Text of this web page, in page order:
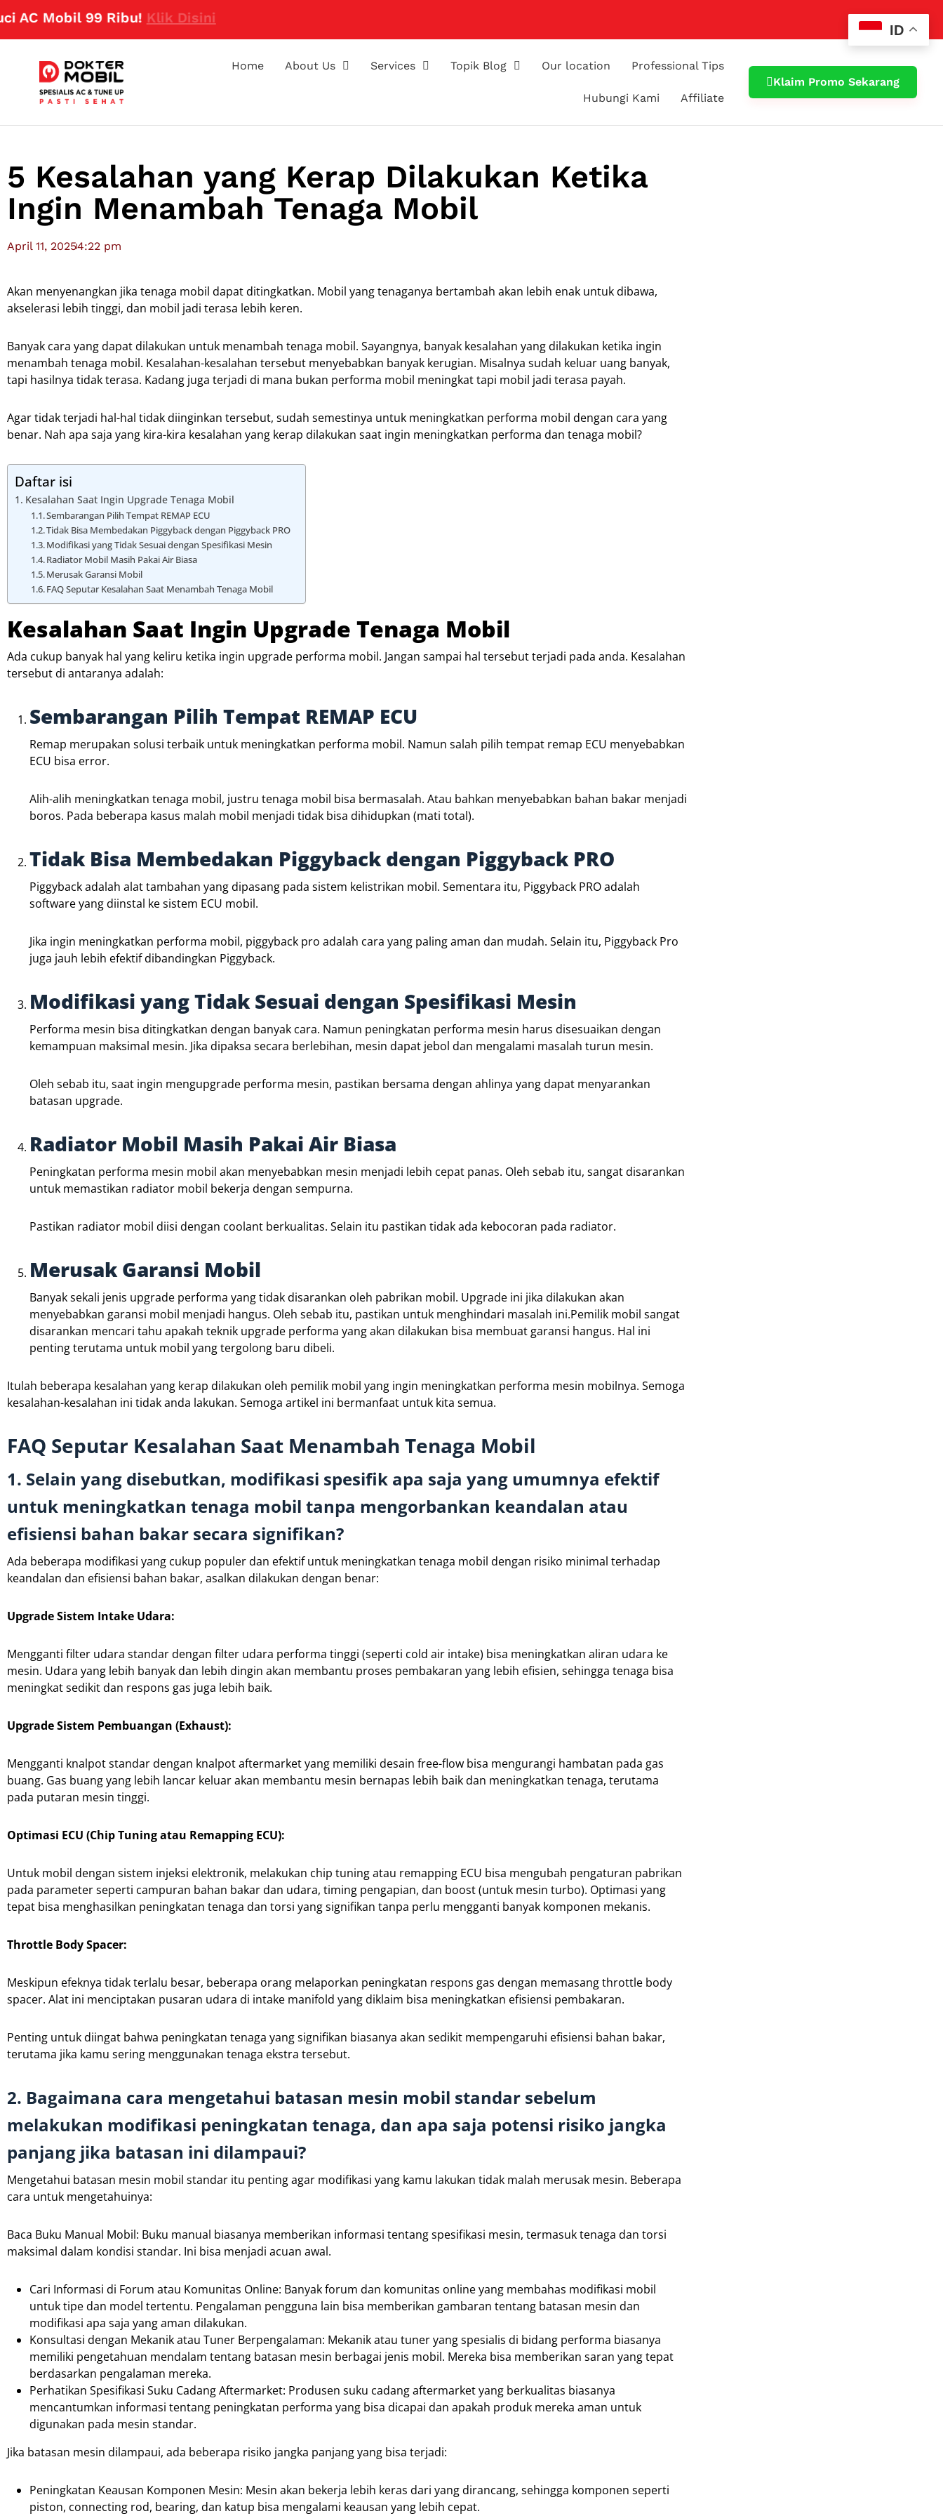
99 Ribu! Klik Disini
Home About Us Services Topik Blog Our location Professional Tips
Hubungi Kami Affiliate
Klaim Promo Sekarang
5 Kesalahan yang Kerap Dilakukan Ketika
Ingin Menambah Tenaga Mobil
April 11, 20254:22 pm
Akan menyenangkan jika tenaga mobil dapat ditingkatkan. Mobil yang tenaganya bertambah akan lebih enak untuk dibawa,
akselerasi lebih tinggi, dan mobil jadi terasa lebih keren.
Banyak cara yang dapat dilakukan untuk menambah tenaga mobil. Sayangnya, banyak kesalahan yang dilakukan ketika ingin
menambah tenaga mobil. Kesalahan-kesalahan tersebut menyebabkan banyak kerugian. Misalnya sudah keluar uang banyak,
tapi hasilnya tidak terasa. Kadang juga terjadi di mana bukan performa mobil meningkat tapi mobil jadi terasa payah.
Agar tidak terjadi hal-hal tidak diinginkan tersebut, sudah semestinya untuk meningkatkan performa mobil dengan cara yang
benar. Nah apa saja yang kira-kira kesalahan yang kerap dilakukan saat ingin meningkatkan performa dan tenaga mobil?
Daftar isi
Kesalahan Saat Ingin Upgrade Tenaga Mobil
Sembarangan Pilih Tempat REMAP ECU
Tidak Bisa Membedakan Piggyback dengan Piggyback PRO
Modifikasi yang Tidak Sesuai dengan Spesifikasi Mesin
Radiator Mobil Masih Pakai Air Biasa
Merusak Garansi Mobil
FAQ Seputar Kesalahan Saat Menambah Tenaga Mobil
Kesalahan Saat Ingin Upgrade Tenaga Mobil
Ada cukup banyak hal yang keliru ketika ingin upgrade performa mobil. Jangan sampai hal tersebut terjadi pada anda. Kesalahan
tersebut di antaranya adalah:
Sembarangan Pilih Tempat REMAP ECU
Remap merupakan solusi terbaik untuk meningkatkan performa mobil. Namun salah pilih tempat remap ECU menyebabkan
ECU bisa error.
Alih-alih meningkatkan tenaga mobil, justru tenaga mobil bisa bermasalah. Atau bahkan menyebabkan bahan bakar menjadi
boros. Pada beberapa kasus malah mobil menjadi tidak bisa dihidupkan (mati total).
Tidak Bisa Membedakan Piggyback dengan Piggyback PRO
Piggyback adalah alat tambahan yang dipasang pada sistem kelistrikan mobil. Sementara itu, Piggyback PRO adalah
software yang diinstal ke sistem ECU mobil.
Jika ingin meningkatkan performa mobil, piggyback pro adalah cara yang paling aman dan mudah. Selain itu, Piggyback Pro
juga jauh lebih efektif dibandingkan Piggyback.
Modifikasi yang Tidak Sesuai dengan Spesifikasi Mesin
Performa mesin bisa ditingkatkan dengan banyak cara. Namun peningkatan performa mesin harus disesuaikan dengan
kemampuan maksimal mesin. Jika dipaksa secara berlebihan, mesin dapat jebol dan mengalami masalah turun mesin.
Oleh sebab itu, saat ingin mengupgrade performa mesin, pastikan bersama dengan ahlinya yang dapat menyarankan
batasan upgrade.
Radiator Mobil Masih Pakai Air Biasa
Peningkatan performa mesin mobil akan menyebabkan mesin menjadi lebih cepat panas. Oleh sebab itu, sangat disarankan
untuk memastikan radiator mobil bekerja dengan sempurna.
Pastikan radiator mobil diisi dengan coolant berkualitas. Selain itu pastikan tidak ada kebocoran pada radiator.
Merusak Garansi Mobil
Banyak sekali jenis upgrade performa yang tidak disarankan oleh pabrikan mobil. Upgrade ini jika dilakukan akan
menyebabkan garansi mobil menjadi hangus. Oleh sebab itu, pastikan untuk menghindari masalah ini.Pemilik mobil sangat
disarankan mencari tahu apakah teknik upgrade performa yang akan dilakukan bisa membuat garansi hangus. Hal ini
penting terutama untuk mobil yang tergolong baru dibeli.
Itulah beberapa kesalahan yang kerap dilakukan oleh pemilik mobil yang ingin meningkatkan performa mesin mobilnya. Semoga
kesalahan-kesalahan ini tidak anda lakukan. Semoga artikel ini bermanfaat untuk kita semua.
FAQ Seputar Kesalahan Saat Menambah Tenaga Mobil
1. Selain yang disebutkan, modifikasi spesifik apa saja yang umumnya efektif
untuk meningkatkan tenaga mobil tanpa mengorbankan keandalan atau
efisiensi bahan bakar secara signifikan?
Ada beberapa modifikasi yang cukup populer dan efektif untuk meningkatkan tenaga mobil dengan risiko minimal terhadap
keandalan dan efisiensi bahan bakar, asalkan dilakukan dengan benar:
Upgrade Sistem Intake Udara:
Mengganti filter udara standar dengan filter udara performa tinggi (seperti cold air intake) bisa meningkatkan aliran udara ke
mesin. Udara yang lebih banyak dan lebih dingin akan membantu proses pembakaran yang lebih efisien, sehingga tenaga bisa
meningkat sedikit dan respons gas juga lebih baik.
Upgrade Sistem Pembuangan (Exhaust):
Mengganti knalpot standar dengan knalpot aftermarket yang memiliki desain free-flow bisa mengurangi hambatan pada gas
buang. Gas buang yang lebih lancar keluar akan membantu mesin bernapas lebih baik dan meningkatkan tenaga, terutama
pada putaran mesin tinggi.
Optimasi ECU (Chip Tuning atau Remapping ECU):
Untuk mobil dengan sistem injeksi elektronik, melakukan chip tuning atau remapping ECU bisa mengubah pengaturan pabrikan
pada parameter seperti campuran bahan bakar dan udara, timing pengapian, dan boost (untuk mesin turbo). Optimasi yang
tepat bisa menghasilkan peningkatan tenaga dan torsi yang signifikan tanpa perlu mengganti banyak komponen mekanis.
Throttle Body Spacer:
Meskipun efeknya tidak terlalu besar, beberapa orang melaporkan peningkatan respons gas dengan memasang throttle body
spacer. Alat ini menciptakan pusaran udara di intake manifold yang diklaim bisa meningkatkan efisiensi pembakaran.
Penting untuk diingat bahwa peningkatan tenaga yang signifikan biasanya akan sedikit mempengaruhi efisiensi bahan bakar,
terutama jika kamu sering menggunakan tenaga ekstra tersebut.
2. Bagaimana cara mengetahui batasan mesin mobil standar sebelum
melakukan modifikasi peningkatan tenaga, dan apa saja potensi risiko jangka
panjang jika batasan ini dilampaui?
Mengetahui batasan mesin mobil standar itu penting agar modifikasi yang kamu lakukan tidak malah merusak mesin. Beberapa
cara untuk mengetahuinya:
Baca Buku Manual Mobil: Buku manual biasanya memberikan informasi tentang spesifikasi mesin, termasuk tenaga dan torsi
maksimal dalam kondisi standar. Ini bisa menjadi acuan awal.
Cari Informasi di Forum atau Komunitas Online: Banyak forum dan komunitas online yang membahas modifikasi mobil
untuk tipe dan model tertentu. Pengalaman pengguna lain bisa memberikan gambaran tentang batasan mesin dan
modifikasi apa saja yang aman dilakukan.
Konsultasi dengan Mekanik atau Tuner Berpengalaman: Mekanik atau tuner yang spesialis di bidang performa biasanya
memiliki pengetahuan mendalam tentang batasan mesin berbagai jenis mobil. Mereka bisa memberikan saran yang tepat
berdasarkan pengalaman mereka.
Perhatikan Spesifikasi Suku Cadang Aftermarket: Produsen suku cadang aftermarket yang berkualitas biasanya
mencantumkan informasi tentang peningkatan performa yang bisa dicapai dan apakah produk mereka aman untuk
digunakan pada mesin standar.
Jika batasan mesin dilampaui, ada beberapa risiko jangka panjang yang bisa terjadi:
Peningkatan Keausan Komponen Mesin: Mesin akan bekerja lebih keras dari yang dirancang, sehingga komponen seperti
piston, connecting rod, bearing, dan katup bisa mengalami keausan yang lebih cepat.
ID